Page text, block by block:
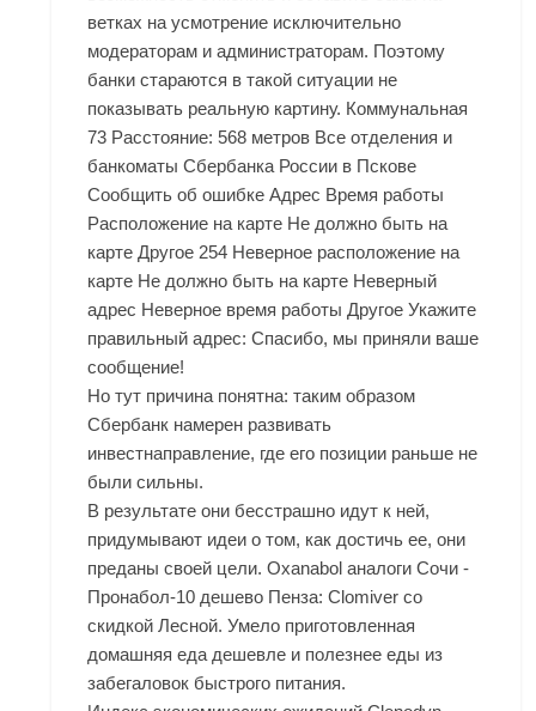
ветках на усмотрение исключительно
модераторам и администраторам. Поэтому
банки стараются в такой ситуации не
показывать реальную картину. Коммунальная
73 Расстояние: 568 метров Все отделения и
банкоматы Сбербанка России в Пскове
Сообщить об ошибке Адрес Время работы
Расположение на карте Не должно быть на
карте Другое 254 Неверное расположение на
карте Не должно быть на карте Неверный
адрес Неверное время работы Другое Укажите
правильный адрес: Спасибо, мы приняли ваше
сообщение!
Но тут причина понятна: таким образом
Сбербанк намерен развивать
инвестнаправление, где его позиции раньше не
были сильны.
В результате они бесстрашно идут к ней,
придумывают идеи о том, как достичь ее, они
преданы своей цели. Oxanabol аналоги Сочи -
Пронабол-10 дешево Пенза: Clomiver со
скидкой Лесной. Умело приготовленная
домашняя еда дешевле и полезнее еды из
забегаловок быстрого питания.